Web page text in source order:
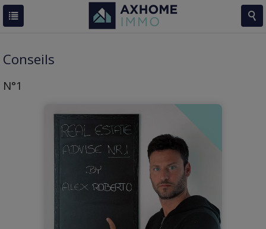
Conseils
N°1